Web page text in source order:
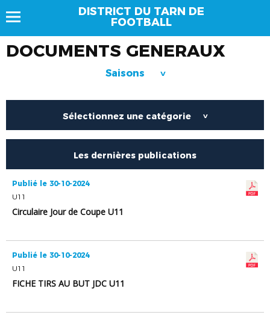
DISTRICT DU TARN DE
FOOTBALL
DOCUMENTS GENERAUX
Saisons >
Sélectionnez une catégorie >
Les dernières publications
Publié le 30-10-2024
U11
Circulaire Jour de Coupe U11
Publié le 30-10-2024
U11
FICHE TIRS AU BUT JDC U11